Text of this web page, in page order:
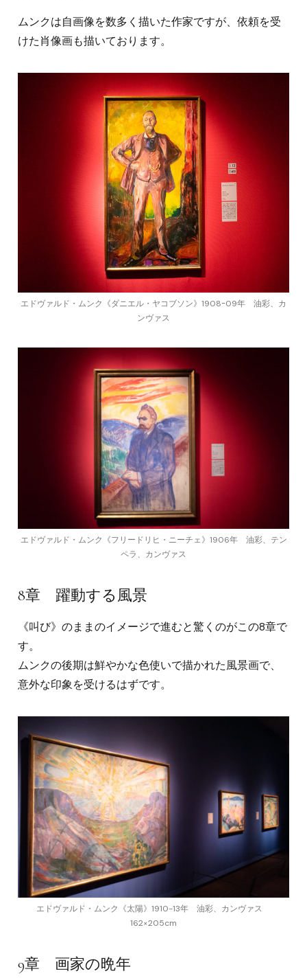
ムンクは自画像を数多く描いた作家ですが、依頼を受
けた肖像画も描いております。
エドヴァルド・ムンク《ダニエル・ヤコブソン》1908ｰ09年 油彩、カ
ンヴァス
エドヴァルド・ムンク《フリードリヒ・ニーチェ》1906年 油彩、テン
ペラ、カンヴァス
8章 躍動する風景
《叫び》のままのイメージで進むと驚くのがこの8章で
す。
ムンクの後期は鮮やかな色使いで描かれた風景画で、
意外な印象を受けるはずです。
エドヴァルド・ムンク《太陽》1910-13年 油彩、カンヴァス
162×205cm
9章 画家の晩年